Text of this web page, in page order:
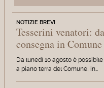
NOTIZIE BREVI
Tesserini venatori:
consegna in Comune
Da lunedì 10 agosto è
a piano terra del Comune, in…